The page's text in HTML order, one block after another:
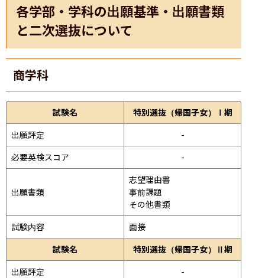
各学部・学科の出願基準・出願書類
と二次選抜について
商学科
試験名
特別選抜（帰国子女）Ⅰ期
出願評定
-
必要英検スコア
-
出願書類
志望理由書
事前課題
その他書類
試験内容
面接
試験名
特別選抜（帰国子女）Ⅱ期
出願評定
-